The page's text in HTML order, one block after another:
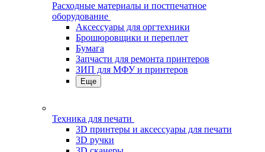
Расходные материалы и постпечатное
оборудование
Аксессуары для оргтехники
Брошюровщики и переплет
Бумага
Запчасти для ремонта принтеров
ЗИП для МФУ и принтеров
Еще
Техника для печати
3D принтеры и аксессуары для печати
3D ручки